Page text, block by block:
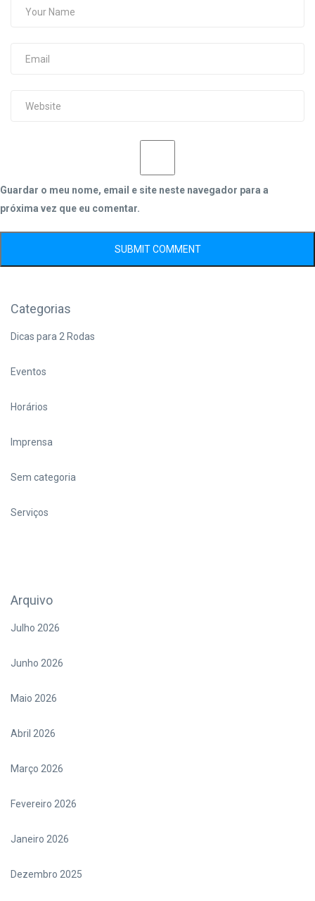
Guardar o meu nome, email e site neste navegador para a
próxima vez que eu comentar.
Categorias
Dicas para 2 Rodas
Eventos
Horários
Imprensa
Sem categoria
Serviços
Arquivo
Julho 2026
Junho 2026
Maio 2026
Abril 2026
Março 2026
Fevereiro 2026
Janeiro 2026
Dezembro 2025